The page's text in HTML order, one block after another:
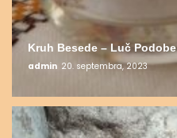
Kruh Besede – Luč Podobe
admin 20. septembra, 2023